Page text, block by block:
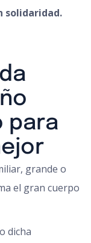
solidaridad.
para
grande o
el gran cuerpo
dicha